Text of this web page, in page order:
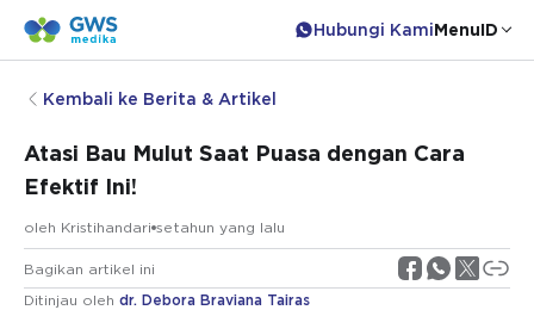
Hubungi KamiMenuID
Kembali ke Berita & Artikel
Atasi Bau Mulut Saat Puasa dengan Cara
Efektif Ini!
oleh Kristihandari setahun yang lalu
Bagikan artikel ini
Ditinjau oleh dr. Debora Braviana Tairas